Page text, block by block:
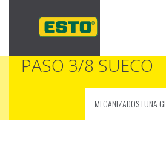
PASO 3/8 SUECO
MECANIZADOS LUNA